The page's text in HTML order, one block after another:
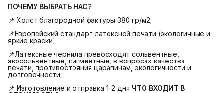
ПОЧЕМУ ВЫБРАТЬ НАС?
📌 Холст благородной фактуры 380 гр/м2;
📌Европейский стандарт латексной печати (экологичные и
яркие краски).
📌Латексные чернила превосходят сольвентные,
экосольвентные, пигментные, в вопросах качества
печати, противостояния царапинам, экологичности и
долговечности;
📌 Изготовление и отправка 1-2 дня ЧТО ВХОДИТ В